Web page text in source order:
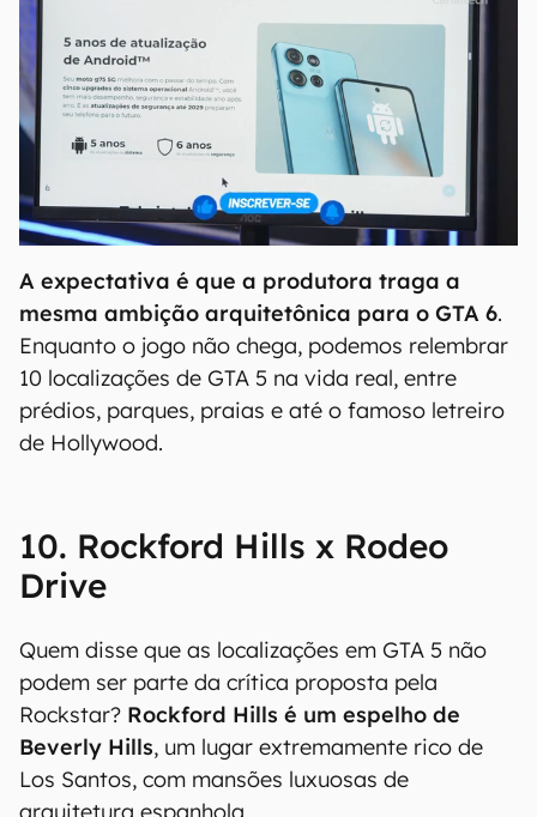
A expectativa é que a produtora traga a
mesma ambição arquitetônica para o GTA 6.
Enquanto o jogo não chega, podemos relembrar
10 localizações de GTA 5 na vida real, entre
prédios, parques, praias e até o famoso letreiro
de Hollywood.
10. Rockford Hills x Rodeo
Drive
Quem disse que as localizações em GTA 5 não
podem ser parte da crítica proposta pela
Rockstar? Rockford Hills é um espelho de
Beverly Hills, um lugar extremamente rico de
Los Santos, com mansões luxuosas de